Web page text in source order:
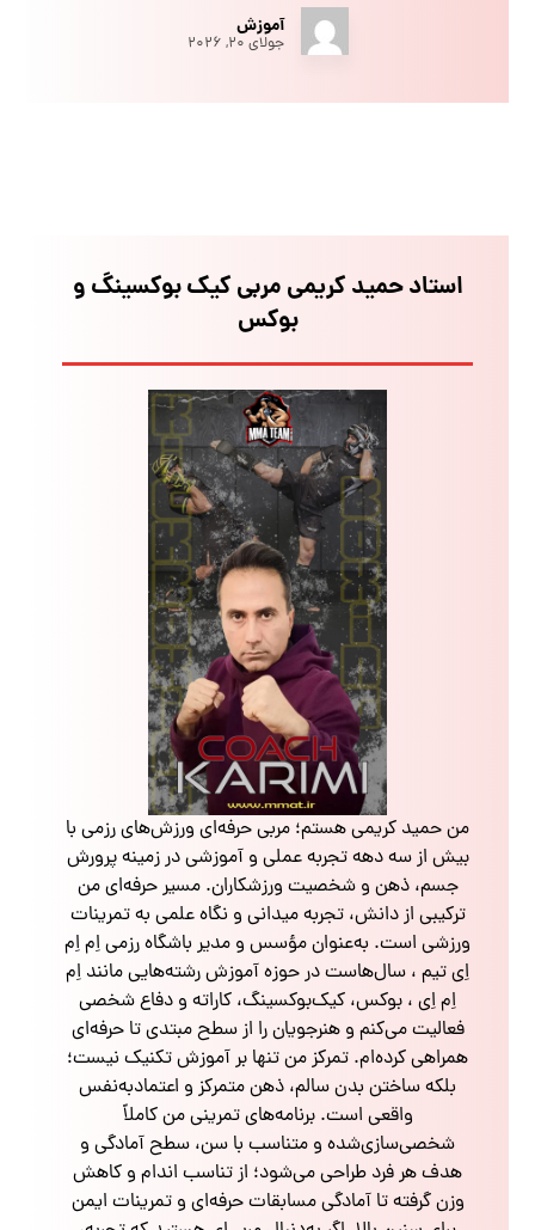
آموزش
جولای ۲۰, ۲۰۲۶
استاد حمید کریمی مربی کیک بوکسینگ و
بوکس
من حمید کریمی هستم؛ مربی حرفه‌ای ورزش‌های رزمی با
بیش از سه دهه تجربه عملی و آموزشی در زمینه پرورش
جسم، ذهن و شخصیت ورزشکاران. مسیر حرفه‌ای من
ترکیبی از دانش، تجربه میدانی و نگاه علمی به تمرینات
ورزشی است. به‌عنوان مؤسس و مدیر باشگاه رزمی اِم اِم
اِی تیم ، سال‌هاست در حوزه آموزش رشته‌هایی مانند اِم
اِم اِی ، بوکس، کیک‌بوکسینگ، کاراته و دفاع شخصی
فعالیت می‌کنم و هنرجویان را از سطح مبتدی تا حرفه‌ای
همراهی کرده‌ام. تمرکز من تنها بر آموزش تکنیک نیست؛
بلکه ساختن بدن سالم، ذهن متمرکز و اعتمادبه‌نفس
واقعی است. برنامه‌های تمرینی من کاملاً
شخصی‌سازی‌شده و متناسب با سن، سطح آمادگی و
هدف هر فرد طراحی می‌شود؛ از تناسب اندام و کاهش
وزن گرفته تا آمادگی مسابقات حرفه‌ای و تمرینات ایمن